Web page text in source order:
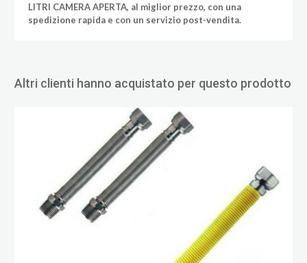
LITRI CAMERA APERTA, al miglior prezzo, con una
spedizione rapida e con un servizio post-vendita.
Altri clienti hanno acquistato per questo prodotto